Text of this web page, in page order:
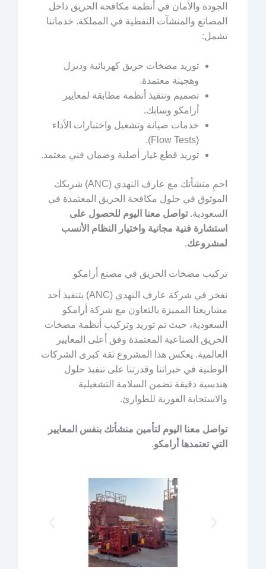
الجودة والأمان في أنظمة مكافحة الحريق داخل
المصانع والمنشآت النفطية في المملكة. خدماتنا
تشمل:
توريد مضخات حريق كهربائية وديزل
وهجينة معتمدة.
تصميم وتنفيذ أنظمة مطابقة لمعايير
أرامكو وسابك.
خدمات صيانة وتشغيل واختبارات الأداء
(Flow Tests).
توريد قطع غيار أصلية وضمان فني معتمد.
احمِ منشأتك مع عارف النهدي (ANC) شريكك
الموثوق في حلول مكافحة الحريق المعتمدة في
السعودية.تواصل معنا اليوم للحصول على
استشارة فنية مجانية واختيار النظام الأنسب
لمشروعك.
تركيب مضخات الحريق في مصنع أرامكو
نفخر في شركة عارف النهدي (ANC) بتنفيذ أحد
مشاريعنا المميزة بالتعاون مع شركة أرامكو
السعودية، حيث تم توريد وتركيب أنظمة مضخات
الحريق الصناعية المعتمدة وفق أعلى المعايير
العالمية. يعكس هذا المشروع ثقة كبرى الشركات
الوطنية في خبراتنا وقدرتنا على تنفيذ حلول
هندسية دقيقة تضمن السلامة التشغيلية
والاستجابة الفورية للطوارئ.
تواصل معنا اليوم لتأمين منشأتك بنفس المعايير
التي تعتمدها أرامكو.